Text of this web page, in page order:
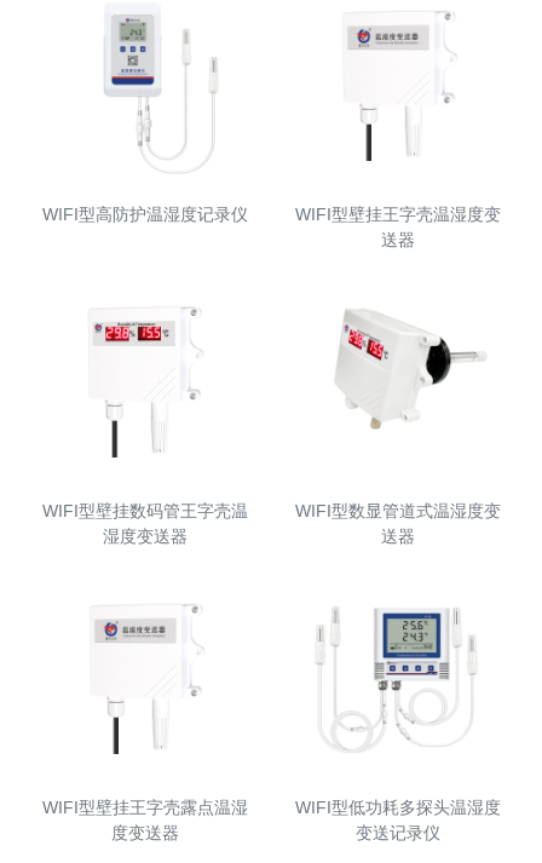
WIFI型高防护温湿度记录仪
WIFI型壁挂王字壳温湿度变
送器
WIFI型壁挂数码管王字壳温
湿度变送器
WIFI型数显管道式温湿度变
送器
WIFI型壁挂王字壳露点温湿
度变送器
WIFI型低功耗多探头温湿度
变送记录仪